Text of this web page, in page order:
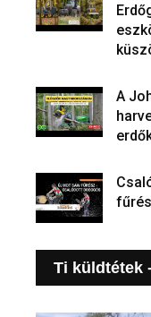
A
Ti küldtétek